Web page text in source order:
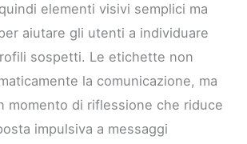
elementi visivi semplici ma
aiutare gli utenti a individuare
sospetti. Le etichette non
la comunicazione, ma
momento di riflessione che riduce
impulsiva a messaggi